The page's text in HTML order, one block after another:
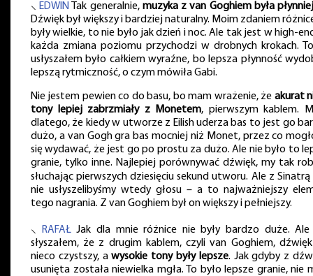
⸜EDWIN Tak generalnie, muzyka z van Goghiem była
Dźwięk był większy i bardziej naturalny. Moim zdaniem
były wielkie, to nie było jak dzień i noc. Ale tak jest w high-
każda zmiana poziomu przychodzi w drobnych krokach.
usłyszałem było całkiem wyraźne, bo lepsza płynność
lepszą rytmiczność, o czym mówiła Gabi.
Nie jestem pewien co do basu, bo mam wrażenie, że akurat
tony lepiej zabrzmiały z Monetem, pierwszym kablem.
dlatego, że kiedy w utworze z Eilish uderza bas to jest go
dużo, a van Gogh gra bas mocniej niż Monet, przez co
się wydawać, że jest go po prostu za dużo. Ale nie było to
granie, tylko inne. Najlepiej porównywać dźwięk, my tak
słuchając pierwszych dziesięciu sekund utworu. Ale z Sinatrą
nie usłyszelibyśmy wtedy głosu – a to najważniejszy
tego nagrania. Z van Goghiem był on większy i pełniejszy.
⸜ RAFAŁJak dla mnie różnice nie były bardzo duże.
słyszałem, że z drugim kablem, czyli van Goghiem,
nieco czystszy, awysokie tony były lepsze. Jak gdyby z
usunięta została niewielka mgła. To było lepsze granie, nie